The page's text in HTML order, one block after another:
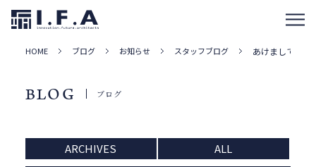
HOME ブログ お知らせ スタッフブログ あけましておめ
BLOG ブログ
ARCHIVES ALL